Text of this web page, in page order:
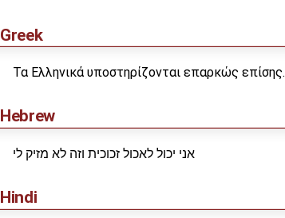
Greek
Τα Ελληνικά υποστηρίζονται επαρκώς επίσης.
Hebrew
אני יכול לאכול זכוכית וזה לא מזיק לי
Hindi